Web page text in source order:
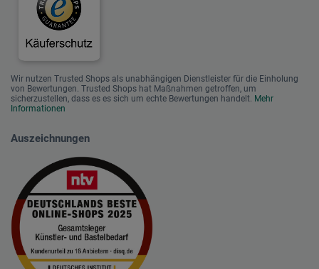
Wir nutzen Trusted Shops als unabhängigen Dienstleister für die Einholung
von Bewertungen. Trusted Shops hat Maßnahmen getroffen, um
sicherzustellen, dass es es sich um echte Bewertungen handelt. Mehr
Informationen
Auszeichnungen